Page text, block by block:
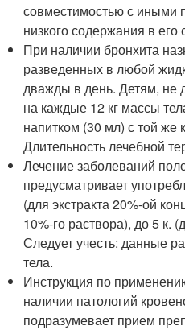
совместимостью с иными
низкого содержания в его
При наличии бронхита
разведенных в любой
дважды в день. Детям, не
на каждые 12 кг массы
напитком (30 мл) с той же
Длительность лечебной
Лечение заболеваний
предусматривает
(для экстракта 20%-ой
10%-го раствора), до 5 к.
Следует учесть: данные
тела.
Инструкция по
наличии патологий
подразумевает прием